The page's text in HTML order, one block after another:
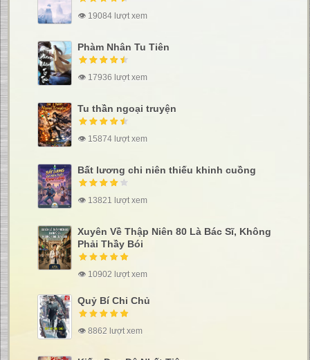
👁 19084 lượt xem
Phàm Nhân Tu Tiên
👁 17936 lượt xem
Tu thần ngoại truyện
👁 15874 lượt xem
Bất lương chi niên thiếu khinh cuồng
👁 13821 lượt xem
Xuyên Về Thập Niên 80 Là Bác Sĩ, Không
Phải Thầy Bói
👁 10902 lượt xem
Quỷ Bí Chi Chủ
👁 8862 lượt xem